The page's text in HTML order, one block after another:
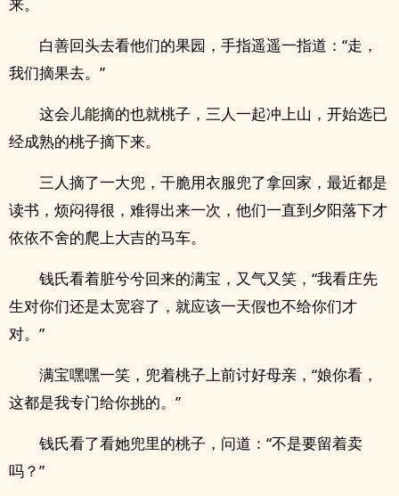
白善回头去看他们的果园，手指遥遥一指道：“走，
我们摘果去。”
这会儿能摘的也就桃子，三人一起冲上山，开始选已
经成熟的桃子摘下来。
三人摘了一大兜，干脆用衣服兜了拿回家，最近都是
读书，烦闷得很，难得出来一次，他们一直到夕阳落下才
依依不舍的爬上大吉的马车。
钱氏看着脏兮兮回来的满宝，又气又笑，“我看庄先
生对你们还是太宽容了，就应该一天假也不给你们才
对。”
满宝嘿嘿一笑，兜着桃子上前讨好母亲，“娘你看，
这都是我专门给你挑的。”
钱氏看了看她兜里的桃子，问道：“不是要留着卖
吗？”